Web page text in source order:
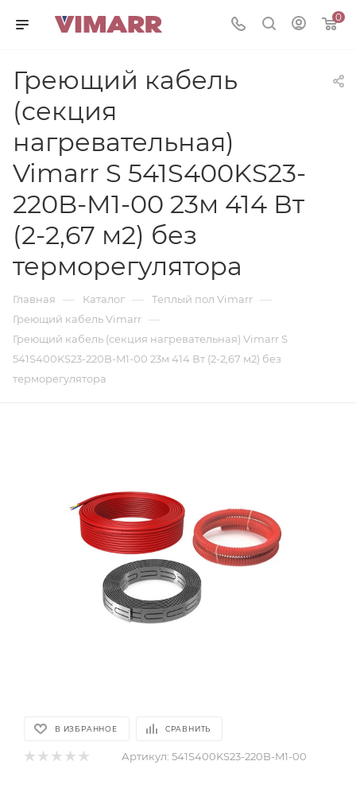
0
Греющий кабель
(секция
нагревательная)
Vimarr S 541S400KS23-
220B-M1-00 23м 414 Вт
(2-2,67 м2) без
терморегулятора
Главная — Каталог — Теплый пол Vimarr —
Греющий кабель Vimarr —
Греющий кабель (секция нагревательная) Vimarr S
541S400KS23-220B-M1-00 23м 414 Вт (2-2,67 м2) без
терморегулятора
В ИЗБРАННОЕ СРАВНИТЬ
Артикул: 541S400KS23-220B-M1-00